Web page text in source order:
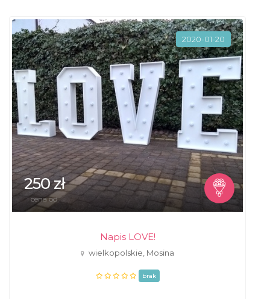
2020-01-20
250 zł
cena od
Napis LOVE!
wielkopolskie, Mosina
brak